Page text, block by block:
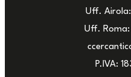
Uff.
Uff.
P.IVA: